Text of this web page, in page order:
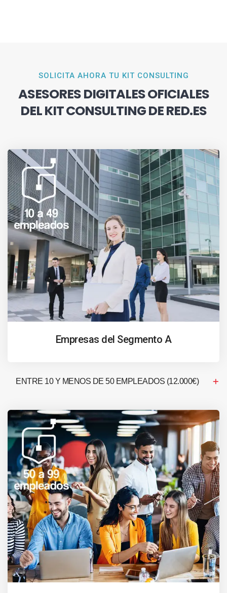
SOLICITA AHORA TU KIT CONSULTING
ASESORES DIGITALES OFICIALES
DEL KIT CONSULTING DE RED.ES
Empresas del Segmento A
ENTRE 10 Y MENOS DE 50 EMPLEADOS (12.000€)